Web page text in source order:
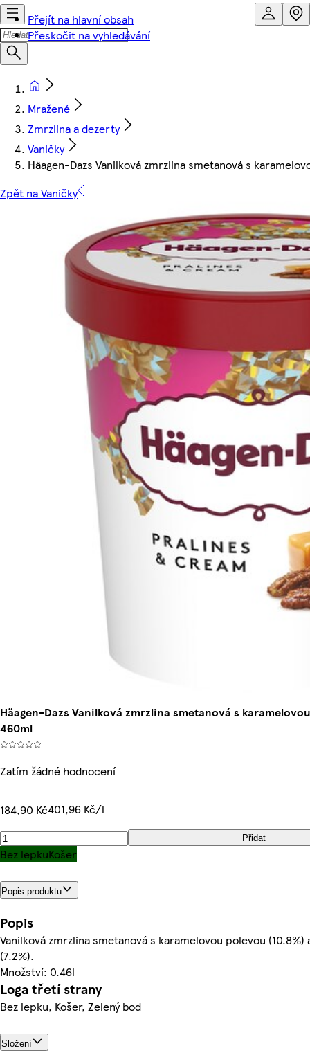
Přejít na hlavní obsah
Přeskočit na vyhledávání
Mražené
Zmrzlina a dezerty
Vaničky
Häagen-Dazs Vanilková zmrzlina smetanová s
Zpět na Vaničky
Häagen-Dazs Vanilková zmrzlina smetanová s
460ml
Zatím žádné hodnocení
184,90 Kč401,96 Kč/l
Přidat
Bez lepkuKošer
Popis produktu
Popis
Vanilková zmrzlina smetanová s karamelovou polevou
(7.2%).
Množství: 0.46l
Loga třetí strany
Bez lepku, Košer, Zelený bod
Složení